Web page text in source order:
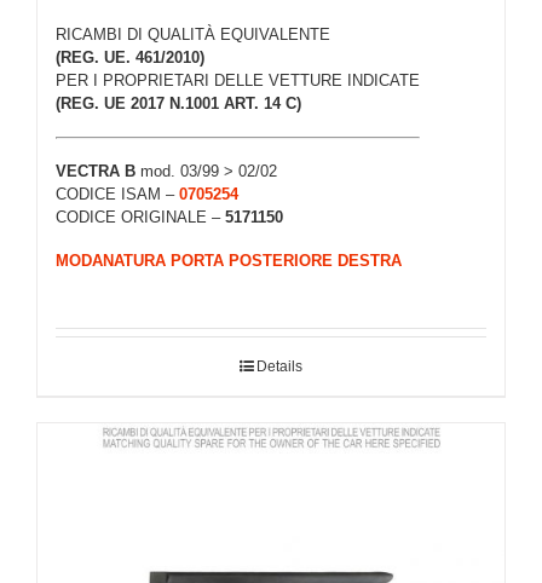
RICAMBI DI QUALITÀ EQUIVALENTE
(REG. UE. 461/2010)
PER I PROPRIETARI DELLE VETTURE INDICATE
(REG. UE 2017 N.1001 ART. 14 C)
VECTRA B mod. 03/99 > 02/02
CODICE ISAM – 0705254
CODICE ORIGINALE – 5171150
MODANATURA PORTA POSTERIORE DESTRA
Details